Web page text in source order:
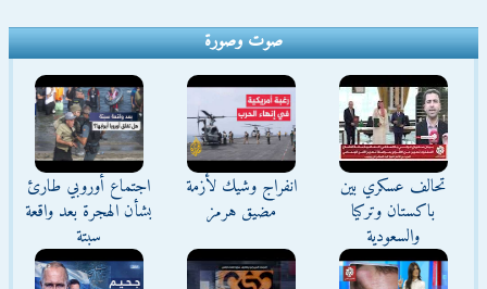
صوت وصورة
تحالف عسكري بين
باكستان وتركيا
والسعودية
انفراج وشيك لأزمة
مضيق هرمز
اجتماع أوروبي طارئ
بشأن الهجرة بعد واقعة
سبتة